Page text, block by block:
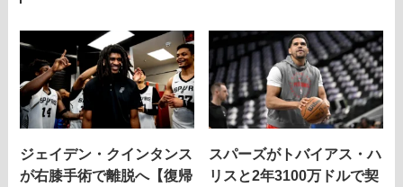
ジェイデン・クインタンス
が右膝手術で離脱へ【復帰
スパーズがトバイアス・ハ
リスと2年3100万ドルで契